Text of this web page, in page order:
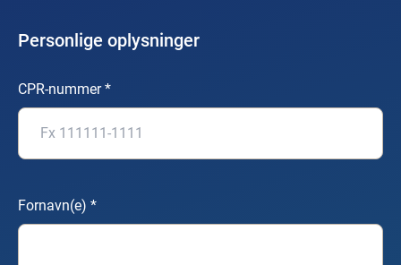
Personlige oplysninger
CPR-nummer*
Fornavn(e) *